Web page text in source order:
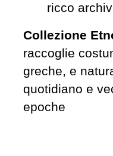
ricco
Collezione
raccoglie
greche, e
quotidiano e
epoche